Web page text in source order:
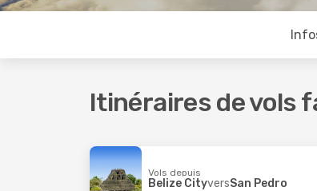
Itinéraires de vols
Vols depuis
Belize CityversSan Pedro